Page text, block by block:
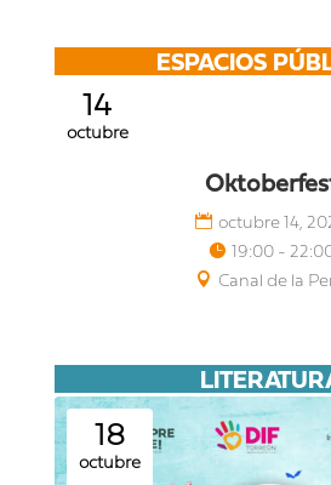
ESPACIOS
14
octubre
octubre 14,
19:00 -
Canal de la
18
octubre